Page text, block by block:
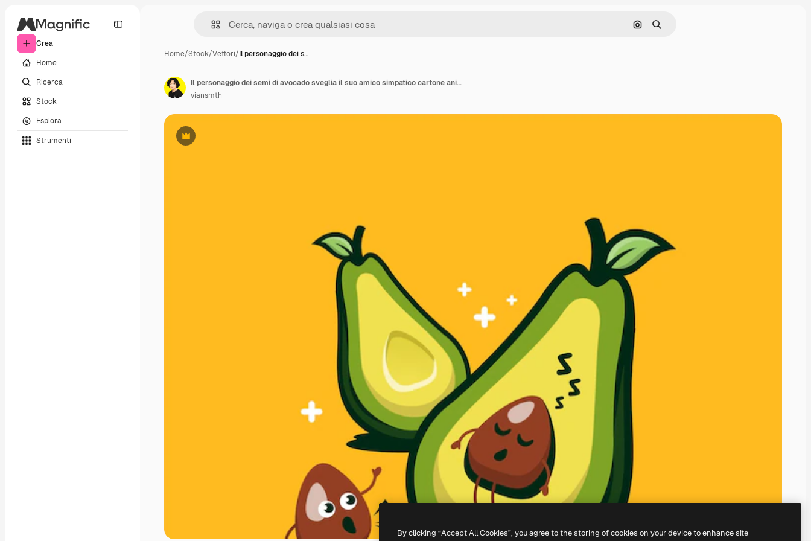
Crea
Home
Ricerca
Stock
Esplora
Strumenti
Cerca per immagine
Ricerca
Home/Stock/Vettori/Il personaggio dei s…
Premium
Il personaggio dei semi di avocado sveglia il suo amico simpatico cartone animato mascotte illustrazione vettore
viansmth
By clicking “Accept All Cookies”, you agree to the storing of cookies on your device to enhance site